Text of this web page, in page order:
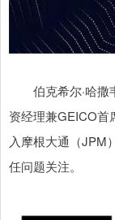
伯克希尔·哈撒
资经理兼GEICO首
入摩根大通（JPM
任问题关注。